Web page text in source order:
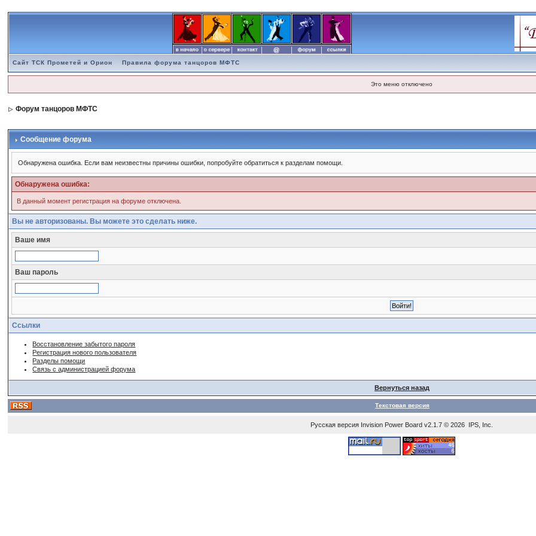
Сайт ТСК Прометей и Орион Правила форума танцоров МФТС
Это меню отключено
Форум танцоров МФТС
Сообщение форума
Обнаружена ошибка. Если вам неизвестны причины ошибки, попробуйте обратиться к разделам помощи.
Обнаружена ошибка:
В данный момент регистрация на форуме отключена.
Вы не авторизованы. Вы можете это сделать ниже.
Ваше имя
Ваш пароль
Ссылки
Восстановление забытого пароля
Регистрация нового пользователя
Разделы помощи
Связь с администрацией форума
Вернуться назад
Текстовая версия
Русская версия Invision Power Board v2.1.7 © 2026 IPS, Inc.